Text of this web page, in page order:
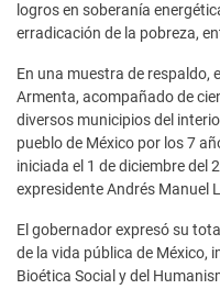
logros en soberanía
erradicación de la pobreza,
En una muestra de respaldo,
Armenta, acompañado de
diversos municipios del
pueblo de México por los 7
iniciada el 1 de diciembre del
expresidente Andrés Manuel
El gobernador expresó su
de la vida pública de México,
Bioética Social y del